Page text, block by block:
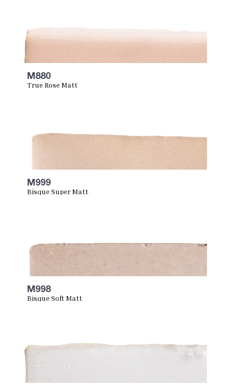
M880
True Rose Matt
M999
Bisque Super Matt
M998
Bisque Soft Matt